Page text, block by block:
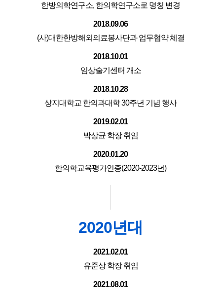
한방의학연구소, 한의학연구소로 명칭 변경
2018.09.06
(사)대한한방해외의료봉사단과 업무협약 체결
2018.10.01
임상술기센터 개소
2018.10.28
상지대학교 한의과대학 30주년 기념 행사
2019.02.01
박상균 학장 취임
2020.01.20
한의학교육평가인증(2020-2023년)
2020년대
2021.02.01
유준상 학장 취임
2021.08.01